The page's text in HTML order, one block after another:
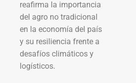
reafirma la importancia
del agro no tradicional
en la economía del país
y su resiliencia frente a
desafíos climáticos y
logísticos.